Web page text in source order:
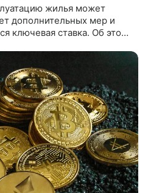
жилья может
дополнительных мер и
ключевая ставка. Об этом